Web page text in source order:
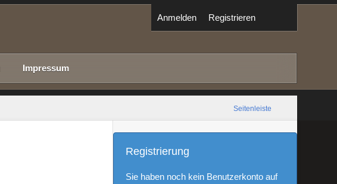
Anmelden Registrieren
Impressum
Seitenleiste
Registrierung
Sie haben noch kein Benutzerkonto auf